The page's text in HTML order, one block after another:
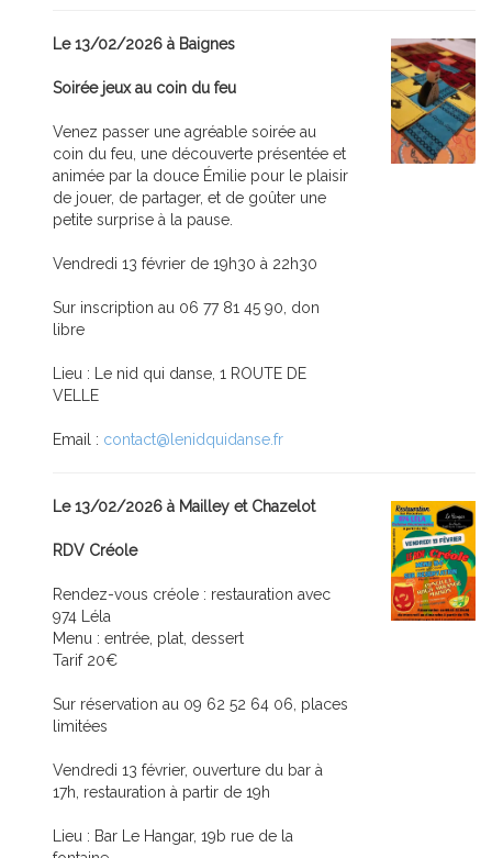
Le 13/02/2026 à Baignes
Soirée jeux au coin du feu
Venez passer une agréable soirée au
coin du feu, une découverte présentée et
animée par la douce Émilie pour le plaisir
de jouer, de partager, et de goûter une
petite surprise à la pause.
Vendredi 13 février de 19h30 à 22h30
Sur inscription au 06 77 81 45 90, don
libre
Lieu : Le nid qui danse, 1 ROUTE DE
VELLE
Email : contact@lenidquidanse.fr
Le 13/02/2026 à Mailley et Chazelot
RDV Créole
Rendez-vous créole : restauration avec
974 Léla
Menu : entrée, plat, dessert
Tarif 20€
Sur réservation au 09 62 52 64 06, places
limitées
Vendredi 13 février, ouverture du bar à
17h, restauration à partir de 19h
Lieu : Bar Le Hangar, 19b rue de la